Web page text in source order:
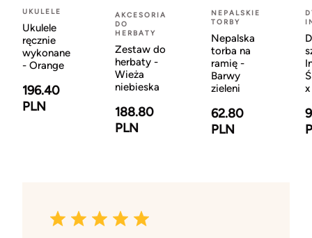
UKULELE
Ukulele
ręcznie
wykonane
- Orange
196.40
PLN
AKCESORIA
DO
HERBATY
Zestaw do
herbaty -
Wieża
niebieska
188.80
PLN
NEPALSKIE
TORBY
Nepalska
torba na
ramię -
Barwy
zieleni
62.80
PLN